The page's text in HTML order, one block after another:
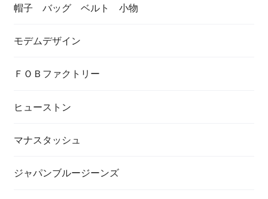
帽子 バッグ ベルト 小物
モデムデザイン
ＦＯＢファクトリー
ヒューストン
マナスタッシュ
ジャパンブルージーンズ